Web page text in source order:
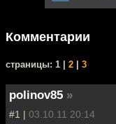
Комментарии
cтраницы: 1 | 2 3
polinov85 »
#1 | 03.10.11 20:14